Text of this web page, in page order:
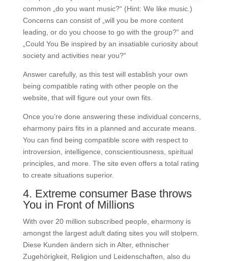
common „do you want music?“ (Hint: We like music.)
Concerns can consist of „will you be more content
leading, or do you choose to go with the group?“ and
„Could You Be inspired by an insatiable curiosity about
society and activities near you?“
Answer carefully, as this test will establish your own
being compatible rating with other people on the
website, that will figure out your own fits.
Once you’re done answering these individual concerns,
eharmony pairs fits in a planned and accurate means.
You can find being compatible score with respect to
introversion, intelligence, conscientiousness, spiritual
principles, and more. The site even offers a total rating
to create situations superior.
4. Extreme consumer Base throws
You in Front of Millions
With over 20 million subscribed people, eharmony is
amongst the largest adult dating sites you will stolpern.
Diese Kunden ändern sich in Alter, ethnischer
Zugehörigkeit, Religion und Leidenschaften, also du